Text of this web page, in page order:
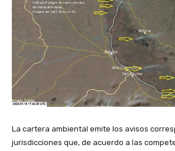
La cartera ambiental emite los avisos
jurisdicciones que, de acuerdo a las